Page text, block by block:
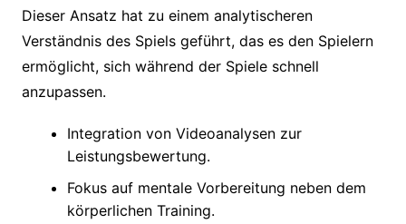
Dieser Ansatz hat zu einem analytischeren
Verständnis des Spiels geführt, das es den Spielern
ermöglicht, sich während der Spiele schnell
anzupassen.
Integration von Videoanalysen zur
Leistungsbewertung.
Fokus auf mentale Vorbereitung neben dem
körperlichen Training.